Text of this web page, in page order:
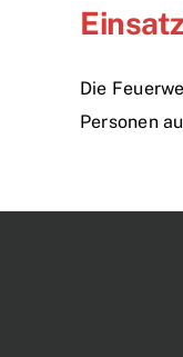
Die
Personen